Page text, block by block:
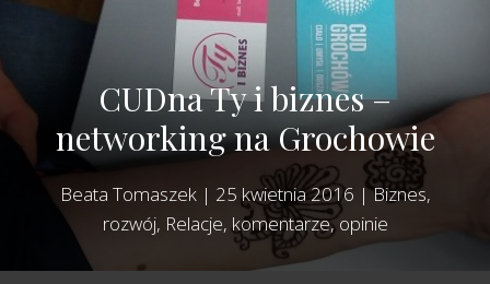
CUDna Ty i biznes –
networking na Grochowie
Beata Tomaszek| 25 kwietnia 2016 |Biznes,
rozwój, Relacje, komentarze, opinie